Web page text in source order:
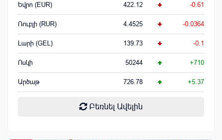
Եվրո (EUR) 422.12 -0.61
Ռուբլի (RUR) 4.4525 -0.0364
Լարի (GEL) 139.73 -0.1
Ոսկի 50244 +710
Արծաթ 726.78 +5.37
Բեռնել Ավելին